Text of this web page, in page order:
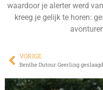
waardoor je alerter werd
kreeg je gelijk te horen:
VORIGE
Benthe Dutour Geerling